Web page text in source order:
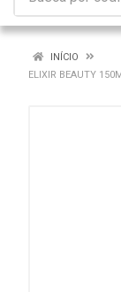
INÍCIO
ELIXIR BEAUTY